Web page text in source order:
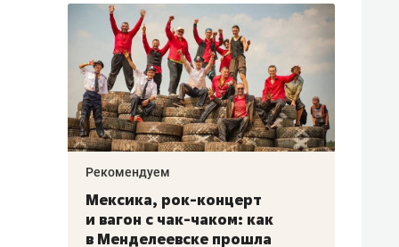
Рекомендуем
Мексика, рок-концерт
и вагон с чак-чаком: как
в Менделеевске прошла